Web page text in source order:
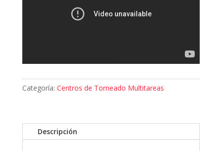
Categoría: Centros de Torneado Multitareas
Descripción